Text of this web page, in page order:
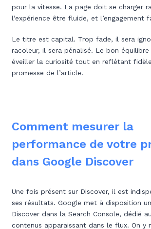
pour la vitesse. La page doit se charger
l’expérience être fluide, et l’engagement
Le titre est capital. Trop fade, il sera
racoleur, il sera pénalisé. Le bon
éveiller la curiosité tout en reflétant
promesse de l’article.
Comment mesurer la
performance de votre
dans Google Discover
Une fois présent sur Discover, il est
ses résultats. Google met à disposition
Discover dans la Search Console, dédié
contenus apparaissant dans le flux. On y